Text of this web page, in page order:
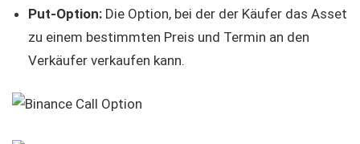
Put-Option: Die Option, bei der der Käufer das Asset
zu einem bestimmten Preis und Termin an den
Verkäufer verkaufen kann.